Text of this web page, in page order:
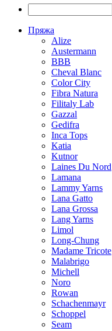
Пряжа
Alize
Austermann
BBB
Cheval Blanc
Color City
Fibra Natura
Filitaly Lab
Gazzal
Gedifra
Inca Tops
Katia
Kutnor
Laines Du Nord
Lamana
Lammy Yarns
Lana Gatto
Lana Grossa
Lang Yarns
Limol
Long-Chung
Madame Tricote
Malabrigo
Michell
Noro
Rowan
Schachenmayr
Schoppel
Seam